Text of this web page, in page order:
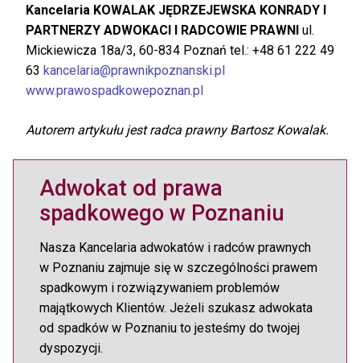
Kancelaria KOWALAK JĘDRZEJEWSKA KONRADY I
PARTNERZY ADWOKACI I RADCOWIE PRAWNI ul.
Mickiewicza 18a/3, 60-834 Poznań tel.: +48 61 222 49
63 kancelaria@prawnikpoznanski.pl
www.prawospadkowepoznan.pl
Autorem artykułu jest radca prawny Bartosz Kowalak.
Adwokat od prawa
spadkowego w Poznaniu
Nasza Kancelaria adwokatów i radców prawnych
w Poznaniu zajmuje się w szczególności prawem
spadkowym i rozwiązywaniem problemów
majątkowych Klientów. Jeżeli szukasz adwokata
od spadków w Poznaniu to jesteśmy do twojej
dyspozycji.